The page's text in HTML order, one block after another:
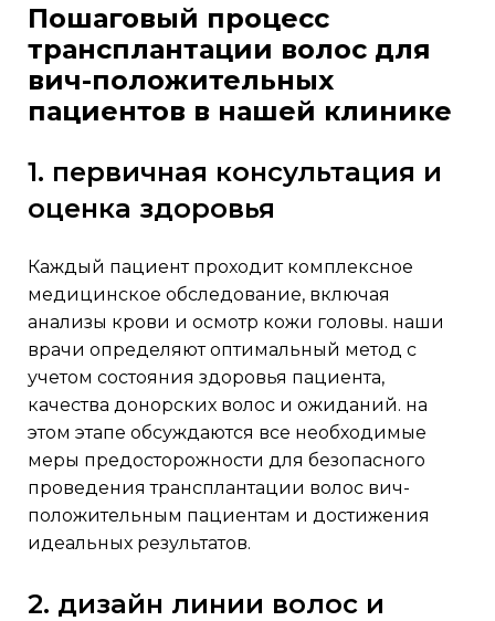
пошаговый процесс
трансплантации волос для
вич-положительных
пациентов в нашей клинике
1. первичная консультация и
оценка здоровья
каждый пациент проходит комплексное
медицинское обследование, включая
анализы крови и осмотр кожи головы. наши
врачи определяют оптимальный метод с
учетом состояния здоровья пациента,
качества донорских волос и ожиданий. на
этом этапе обсуждаются все необходимые
меры предосторожности для безопасного
проведения трансплантации волос вич-
положительным пациентам и достижения
идеальных результатов.
2. дизайн линии волос и